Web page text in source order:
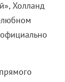
Холланд